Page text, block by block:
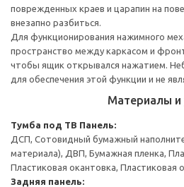
поврежденных краев и царапин на
внезапно разбиться.
Для функционирования нажимного
пространство между каркасом и
чтобы ящик открывался нажатием.
для обеспечения этой функции и не
Материалы и
Тумба под ТВ Панель:
ДСП, Сотовидный бумажный
материала), ДВП, Бумажная пленка,
Пластиковая окантовка, Пластиковая
Задняя панель: